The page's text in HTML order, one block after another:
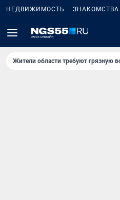
НЕДВИЖИМОСТЬ ЗНАКОМСТВА
Жители области требуют грязную